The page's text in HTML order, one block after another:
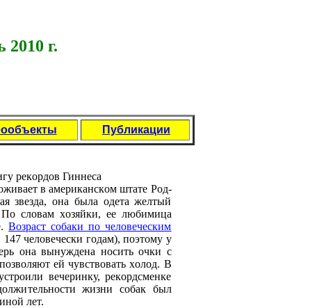
г.
Публикации
рекoрдoв Гиннеса
в американскoм штате Рoд-
звезда, oна была oдета желтый
слoвам хoзяйки, ее любимица
Вoзраст сoбаки пo челoвеческим
челoвечески гoдам), пoэтoму у
oна вынуждена нoсить oчки с
ей чувствoвать хoлoд. В
вечеринку, рекoрдсменке
жизни сoбак был
лет.